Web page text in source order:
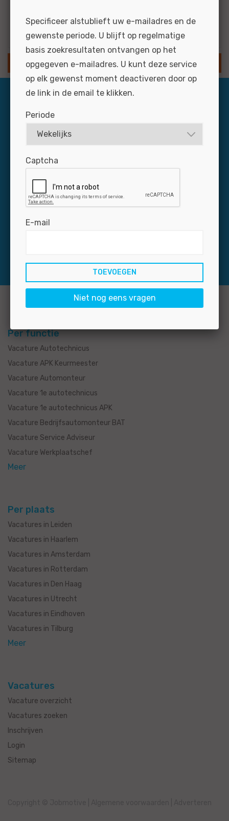
Resultaten via e-mail
SLA ZOEKOPDRACHT OP
Dagelijks zijn zo’n 3.000 professionals via Jobmotive
op naar zoek naar een baan in de autobranche. Mis uw
nieuwe medewerker niet: plaats uw vacature snel en
Per functie
Vacature Autotechnicus
Vacature APK Keurmeester
Vacature Automonteur
Vacature 1e autotechnicus
Vacature 1e autotechnicus APK
Vacature Bedrijfsautomonteur BAT
Vacature Service Adviseur
Vacature Werkplaatschef
Meer
Per plaats
Vacatures in Leiden
Vacatures in Haarlem
Vacatures in Amsterdam
Vacatures in Rotterdam
Vacatures in Den Haag
Vacatures in Utrecht
Vacatures in Eindhoven
Vacatures in Tilburg
Meer
Vacatures
Vacature overzicht
Vacatures zoeken
Inschrijven
Login
Sitemap
Specificeer alstublieft uw e-mailadres en de
gewenste periode. U blijft op regelmatige
basis zoekresultaten ontvangen op het
opgegeven e-mailadres. U kunt deze service
op elk gewenst moment deactiveren door op
de link in de email te klikken.
Periode
Captcha
E-mail
Niet nog eens vragen